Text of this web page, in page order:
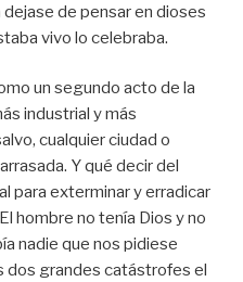
de pensar en dioses
vivo lo celebraba.
un segundo acto de la
industrial y más
cualquier ciudad o
Y qué decir del
para exterminar y erradicar
hombre no tenía Dios y no
nadie que nos pidiese
dos grandes catástrofes el